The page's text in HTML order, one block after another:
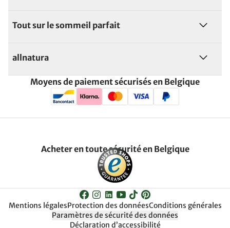
Tout sur le sommeil parfait
allnatura
Moyens de paiement sécurisés en Belgique
Acheter en toute sécurité en Belgique
Mentions légalesProtection des donnéesConditions générales
Paramètres de sécurité des données
Déclaration d’accessibilité